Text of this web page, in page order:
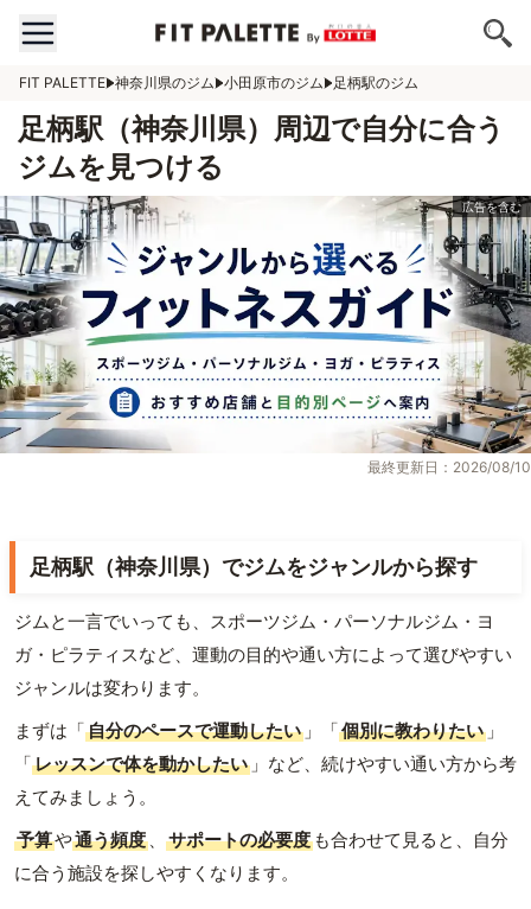
FIT PALETTE 神奈川県のジム 小田原市のジム 足柄駅のジム
足柄駅（神奈川県）周辺で自分に合う
ジムを見つける
最終更新日：2026/08/10
足柄駅（神奈川県）でジムをジャンルから探す
ジムと一言でいっても、スポーツジム・パーソナルジム・ヨ
ガ・ピラティスなど、運動の目的や通い方によって選びやすい
ジャンルは変わります。
まずは「自分のペースで運動したい 」「個別に教わりたい 」
「レッスンで体を動かしたい 」など、続けやすい通い方から考
えてみましょう。
予算や通う頻度 、 サポートの必要度 も合わせて見ると、自分
に合う施設を探しやすくなります。